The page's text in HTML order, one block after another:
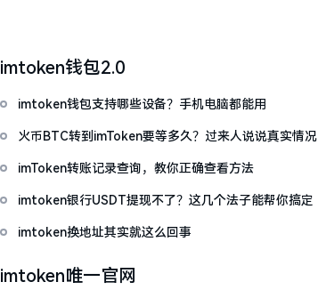
imtoken钱包2.0
imtoken钱包支持哪些设备？手机电脑都能用
火币BTC转到imToken要等多久？过来人说说真实情况
imToken转账记录查询，教你正确查看方法
imtoken银行USDT提现不了？这几个法子能帮你搞定
imtoken换地址其实就这么回事
imtoken唯一官网